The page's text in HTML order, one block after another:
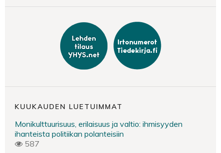
KUUKAUDEN LUETUIMMAT
Monikulttuurisuus, erilaisuus ja valtio: ihmisyyden
ihanteista politiikan polanteisiin
587